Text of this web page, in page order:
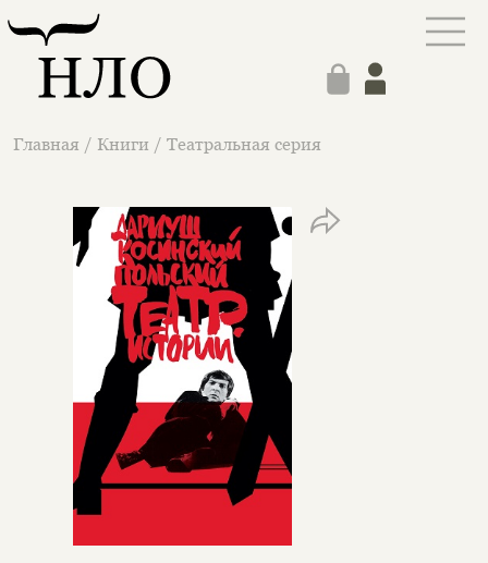
Главная / Книги / Театральная серия